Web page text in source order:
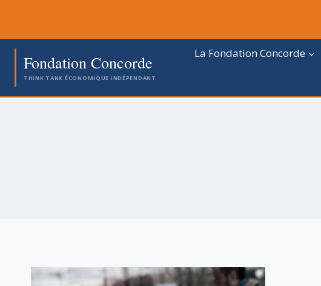
contenu
Fondation Concorde
THINK TANK ÉCONOMIQUE INDÉPENDANT
La Fondation Concorde